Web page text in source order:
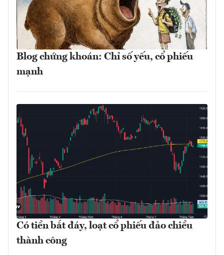
Blog chứng khoán: Chỉ số yếu, cổ phiếu
mạnh
Có tiền bắt đáy, loạt cổ phiếu đảo chiều
thành công